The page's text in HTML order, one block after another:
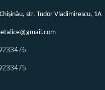
str. Tudor Vladimirescu, 1A